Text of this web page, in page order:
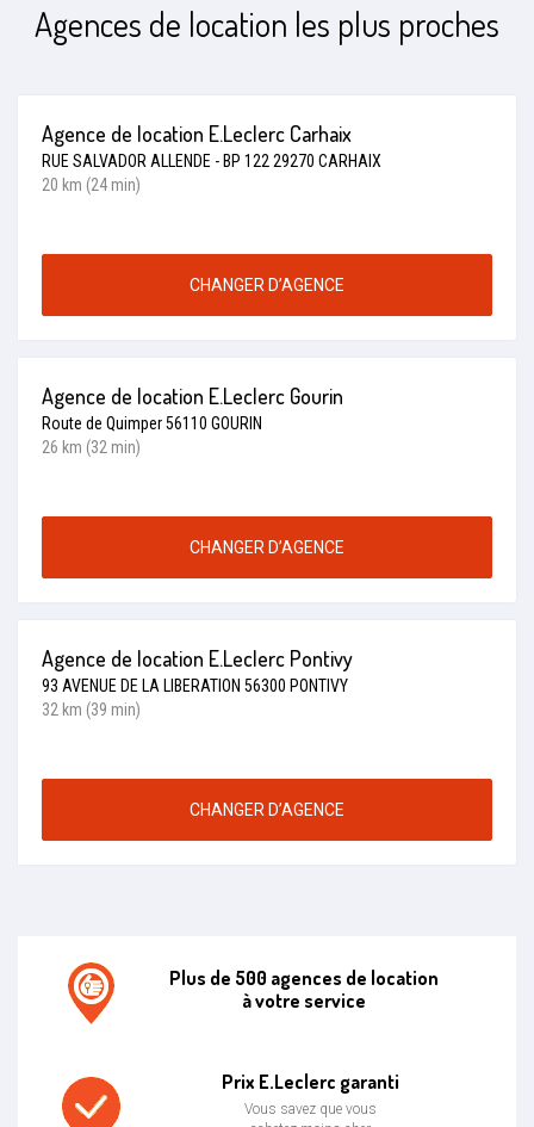
Agences de location les plus proches
Agence de location E.Leclerc Carhaix
RUE SALVADOR ALLENDE - BP 122 29270 CARHAIX
20 km (24 min)
CHANGER D’AGENCE
Agence de location E.Leclerc Gourin
Route de Quimper 56110 GOURIN
26 km (32 min)
CHANGER D’AGENCE
Agence de location E.Leclerc Pontivy
93 AVENUE DE LA LIBERATION 56300 PONTIVY
32 km (39 min)
CHANGER D’AGENCE
Plus de 500 agences de location
à votre service
Prix E.Leclerc garanti
Vous savez que vous